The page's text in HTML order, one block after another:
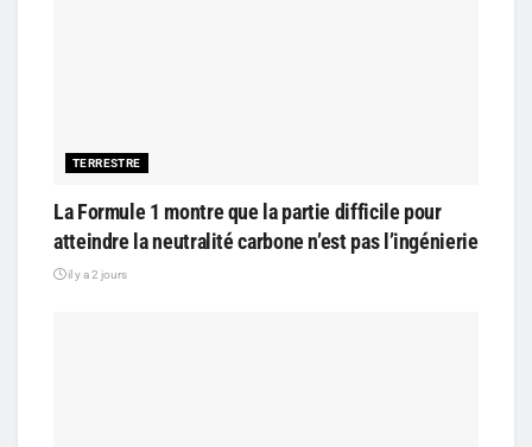
TERRESTRE
La Formule 1 montre que la partie difficile pour
atteindre la neutralité carbone n’est pas l’ingénierie
il y a 2 jours